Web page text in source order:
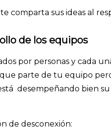
comparta sus ideas al
de los equipos
por personas y cada
parte de tu equipo
desempeñando bien
de desconexión: